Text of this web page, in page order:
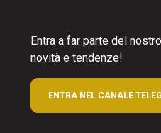
Entra a far parte del
novità e tendenze!
ENTRA NEL CANALE